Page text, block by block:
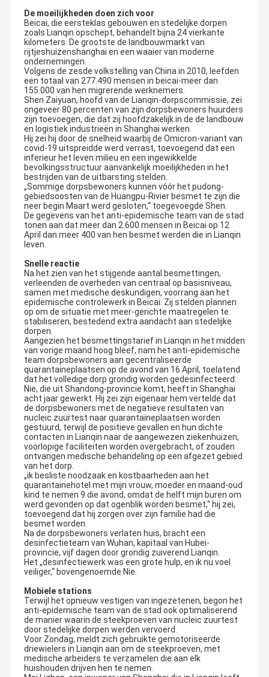
Huis Producten
Ongeveer
Ons
Fabrieksreis
De moeilijkheden doen zich voor
Beicai, die eersteklas gebouwen en stedelijke dorpen
zoals Lianqin opschept, behandelt bijna 24 vierkante
kilometers. De grootste de landbouwmarkt van
rijtjeshuizenshanghai en een waaier van moderne
ondernemingen.
Volgens de zesde volkstelling van China in 2010, leefden
een totaal van 277.490 mensen in beicai-meer dan
155.000 van hen migrerende werknemers.
Shen Zaiyuan, hoofd van de Lianqin-dorpscommissie, zei
ongeveer 80 percenten van zijn dorpsbewoners huurders
zijn toevoegen, die dat zij hoofdzakelijk in de de landbouw
en logistiek industrieën in Shanghai werken.
Hij zei hij door de snelheid waarbij de Omicron-variant van
covid-19 uitspreidde werd verrast, toevoegend dat een
inferieur het leven milieu en een ingewikkelde
bevolkingsstructuur aanvankelijk moeilijkheden in het
bestrijden van de uitbarsting stelden.
„Sommige dorpsbewoners kunnen vóór het pudong-
gebiedsoosten van de Huangpu-Rivier besmet te zijn die
neer begin Maart werd gesloten,“ toegevoegde Shen.
De gegevens van het anti-epidemische team van de stad
tonen aan dat meer dan 2.600 mensen in Beicai op 12
April dan meer 400 van hen besmet werden die in Lianqin
leven.
Snelle reactie
Na het zien van het stijgende aantal besmettingen,
verleenden de overheden van centraal op basisniveau,
samen met medische deskundigen, voorrang aan het
epidemische controlewerk in Beicai. Zij stelden plannen
op om de situatie met meer-gerichte maatregelen te
stabiliseren, bestedend extra aandacht aan stedelijke
dorpen.
Aangezien het besmettingstarief in Lianqin in het midden
van vorige maand hoog bleef, nam het anti-epidemische
team dorpsbewoners aan gecentraliseerde
quarantaineplaatsen op de avond van 16 April, toelatend
dat het volledige dorp grondig worden gedesinfecteerd.
Nie, die uit Shandong-provincie komt, heeft in Shanghai
acht jaar gewerkt. Hij zei zijn eigenaar hem vertelde dat
de dorpsbewoners met de negatieve resultaten van
nucleic zuurtest naar quarantaineplaatsen worden
gestuurd, terwijl de positieve gevallen en hun dichte
contacten in Lianqin naar de aangewezen ziekenhuizen,
voorlopige faciliteiten worden overgebracht, of zouden
ontvangen medische behandeling op een afgezet gebied
van het dorp.
„ik besliste noodzaak en kostbaarheden aan het
quarantainehotel met mijn vrouw, moeder en maand-oud
kind te nemen 9 die avond, omdat de helft mijn buren om
werd gevonden op dat ogenblik worden besmet,“ hij zei,
toevoegend dat hij zorgen over zijn familie had die
besmet worden.
Na de dorpsbewoners verlaten huis, bracht een
desinfectieteam van Wuhan, kapitaal van Hubei-
provincie, vijf dagen door grondig zuiverend Lianqin.
Het „desinfectiewerk was een grote hulp, en ik nu voel
veiliger,“ bovengenoemde Nie.
Mobiele stations
Terwijl het opnieuw vestigen van ingezetenen, begon het
anti-epidemische team van de stad ook optimaliserend
de manier waarin de steekproeven van nucleic zuurtest
door stedelijke dorpen werden vervoerd.
Voor Zondag, meldt zich gebruikte gemotoriseerde
driewielers in Lianqin aan om de steekproeven, met
medische arbeiders te verzamelen die aan elk
huishouden drijven hen te nemen.
Automobiel de Elektronikaco. van Ruianispeed, Ltd. Ons merk:
SINCO-technologie, die zich in hoge prestaties automobiel het
rennen delen specialiseren, Onze hoofdproducten omvat het
rennen maten, EVC, hebben enz. .we een professionele meer
surplier fabriek die 30 jaar het produceren en R&D-ervaring
heeft. ISO9001, Ce-certificaten had overgegaan. onze
hoofdcustmer is de hartstochtelijke jonge mensen, wensen zij
meest lastest fasion, houdend van nieuwste techology